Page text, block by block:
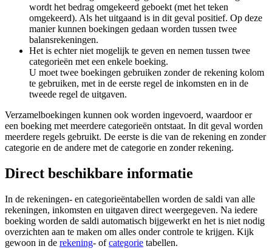
wordt het bedrag omgekeerd geboekt (met het teken
omgekeerd). Als het uitgaand is in dit geval positief. Op deze
manier kunnen boekingen gedaan worden tussen twee
balansrekeningen.
Het is echter niet mogelijk te geven en nemen tussen twee
categorieën met een enkele boeking.
U moet twee boekingen gebruiken zonder de rekening kolom
te gebruiken, met in de eerste regel de inkomsten en in de
tweede regel de uitgaven.
Verzamelboekingen kunnen ook worden ingevoerd, waardoor er
een boeking met meerdere categorieën ontstaat. In dit geval worden
meerdere regels gebruikt. De eerste is die van de rekening en zonder
categorie en de andere met de categorie en zonder rekening.
Direct beschikbare informatie
In de rekeningen- en categorieëntabellen worden de saldi van alle
rekeningen, inkomsten en uitgaven direct weergegeven. Na iedere
boeking worden de saldi automatisch bijgewerkt en het is niet nodig
overzichten aan te maken om alles onder controle te krijgen. Kijk
gewoon in de rekening- ofcategorie tabellen.